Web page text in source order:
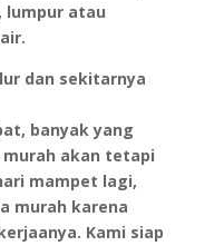
lumpur atau
dan sekitarnya
banyak yang
akan tetapi
mampet lagi,
murah karena
Kami siap